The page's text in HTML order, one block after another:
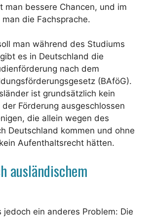
man bessere Chancen, und im
die Fachsprache.
man während des Studiums
es in Deutschland die
nach dem
(BAföG).
ist grundsätzlich kein
der Förderung ausgeschlossen
die allein wegen des
Deutschland kommen und ohne
Aufenthaltsrecht hätten.
ausländischem
jedoch ein anderes Problem: Die